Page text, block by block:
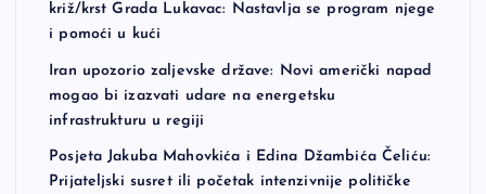
križ/krst Grada Lukavac: Nastavlja se program njege
i pomoći u kući
Iran upozorio zaljevske države: Novi američki napad
mogao bi izazvati udare na energetsku
infrastrukturu u regiji
Posjeta Jakuba Mahovkića i Edina Džambića Čeliću:
Prijateljski susret ili početak intenzivnije političke